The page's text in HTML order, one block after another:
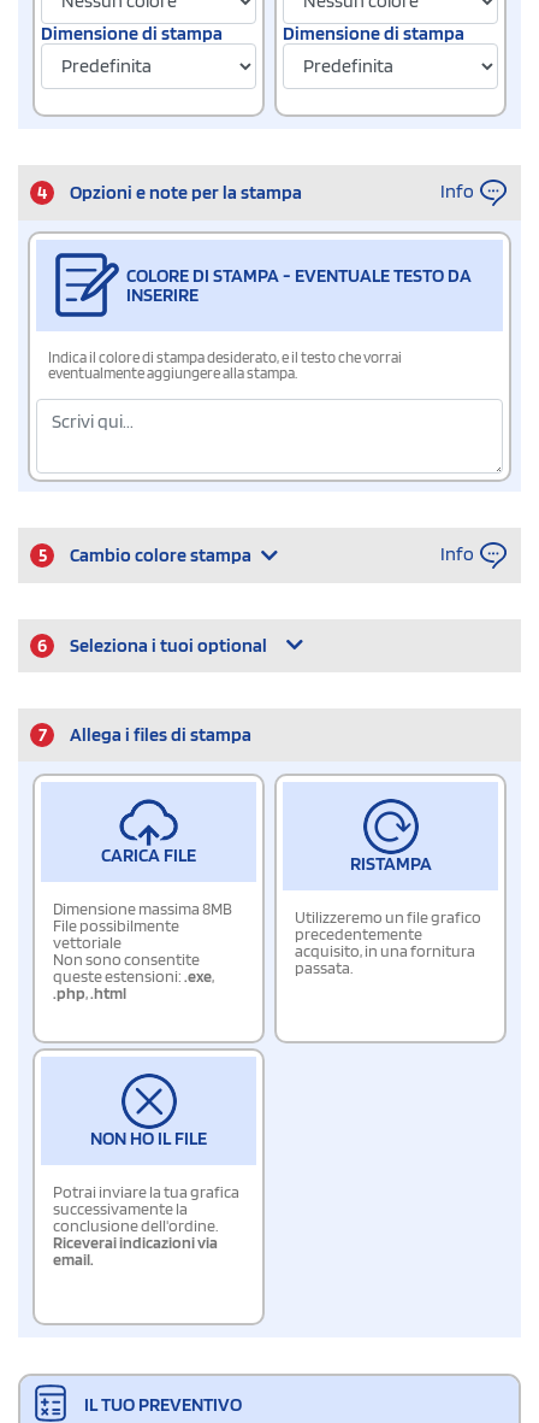
Dimensione di stampa Dimensione di stampa
4 Opzioni e note per la stampa Info
COLORE DI STAMPA - EVENTUALE TESTO DA
INSERIRE
Indica il colore di stampa desiderato, e il testo che vorrai
eventualmente aggiungere alla stampa.
5 Cambio colore stampa Info
6 Seleziona i tuoi optional
7 Allega i files di stampa
CARICA FILE
Dimensione massima 8MB
File possibilmente
vettoriale
Non sono consentite
queste estensioni:.exe,
.php,.html
RISTAMPA
Utilizzeremo un file grafico
precedentemente
acquisito, in una fornitura
passata.
NON HO IL FILE
Potrai inviare la tua grafica
successivamente la
conclusione dell'ordine.
Riceverai indicazioni via
email.
IL TUO PREVENTIVO